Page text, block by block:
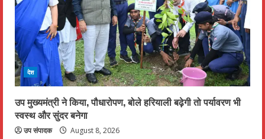
देश
उप मुख्यमंत्री ने किया, पौधारोपण, बोले हरियाली बढ़ेगी तो पर्यावरण भी
स्वस्थ और सुंदर बनेगा
उप संपादक August 8, 2026